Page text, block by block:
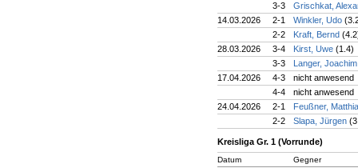
3-3
Grischkat,
14.03.2026
2-1 Winkler, Udo
2-2
Kraft, Bernd
28.03.2026
3-4 Kirst, Uwe (1.4)
3-3
Langer,
17.04.2026
4-3
nicht anwesend
4-4
nicht anwesend
24.04.2026
2-1
Feußner,
2-2
Slapa, Jürgen
Kreisliga Gr. 1 (Vorrunde)
Datum Gegner